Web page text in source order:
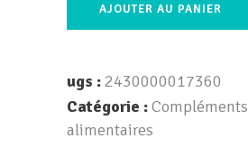
AJOUTER AU PANIER
ugs : 2430000017360
Catégorie :Compléments
alimentaires